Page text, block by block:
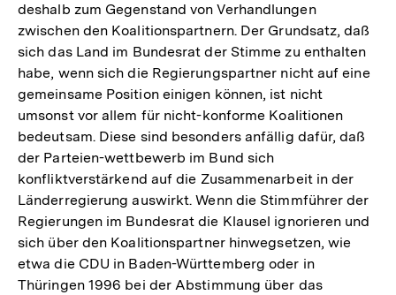
deshalb zum Gegenstand von Verhandlungen
zwischen den Koalitionspartnern. Der Grundsatz, daß
sich das Land im Bundesrat der Stimme zu enthalten
habe, wenn sich die Regierungspartner nicht auf eine
gemeinsame Position einigen können, ist nicht
umsonst vor allem für nicht-konforme Koalitionen
bedeutsam. Diese sind besonders anfällig dafür, daß
der Parteien-wettbewerb im Bund sich
konfliktverstärkend auf die Zusammenarbeit in der
Länderregierung auswirkt. Wenn die Stimmführer der
Regierungen im Bundesrat die Klausel ignorieren und
sich über den Koalitionspartner hinwegsetzen, wie
etwa die CDU in Baden-Württemberg oder in
Thüringen 1996 bei der Abstimmung über das